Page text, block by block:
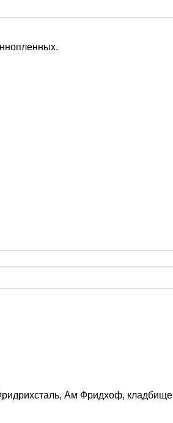
Ам Фридхоф, кладбище